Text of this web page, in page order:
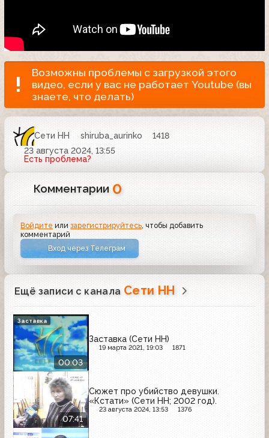
Возможны проблемы с загрузкой этого
видео, если у вас не работает Youtube (вы
знаете, что делать)
Сети НН shiruba_aurinko
1418
23 августа 2024, 13:55
Есть проблема?
Комментарии 0
Войдите илизарегистрируйтесь , чтобы добавить
комментарий
Вход через Телеграм
Ещё записи с канала Сети НН
00:03
Заставка (Сети НН)
19 марта 2021, 19:03 1871
Заставка
07:41
Сюжет про убийство девушки.
«Кстати» (Сети НН; 2002 год).
23 августа 2024, 13:53 1376